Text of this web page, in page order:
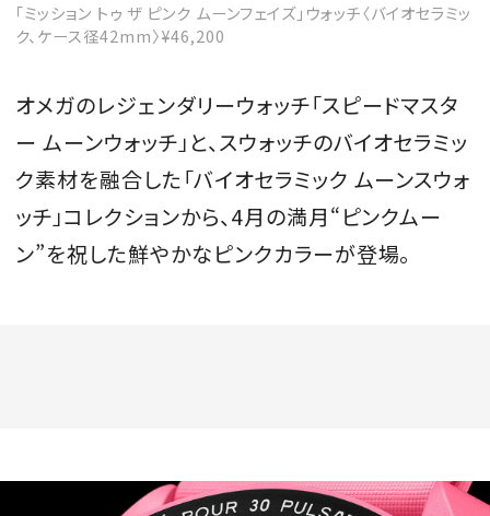
「ミッション トゥ ザ ピンク ムーンフェイズ」ウォッチ〈バイオセラミッ
ク、ケース径42mm〉¥46,200
オメガのレジェンダリーウォッチ「スピードマスタ
ー ムーンウォッチ」と、スウォッチのバイオセラミッ
ク素材を融合した「バイオセラミック ムーンスウォ
ッチ」コレクションから、4月の満月“ピンクムー
ン”を祝した鮮やかなピンクカラーが登場。